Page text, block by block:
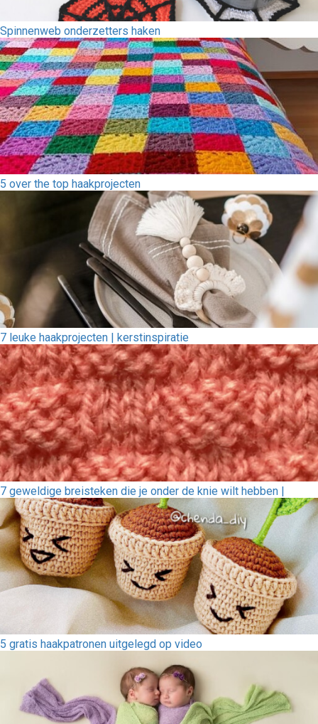
Spinnenweb onderzetters haken
5 over the top haakprojecten
7 leuke haakprojecten | kerstinspiratie
7 geweldige breisteken die je onder de knie wilt hebben |
5 gratis haakpatronen uitgelegd op video